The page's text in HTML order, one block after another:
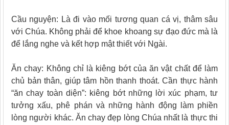
Cầu nguyện: Là đi vào mối tương quan cá vị, thâm sâu
với Chúa. Không phải để khoe khoang sự đạo đức mà là
để lắng nghe và kết hợp mật thiết với Ngài.
Ăn chay: Không chỉ là kiêng bớt của ăn vật chất để làm
chủ bản thân, giúp tâm hồn thanh thoát. Cần thực hành
“ăn chay toàn diện”: kiêng bớt những lời xúc phạm, tư
tưởng xấu, phê phán và những hành động làm phiền
lòng người khác. Ăn chay đẹp lòng Chúa nhất là thực thi